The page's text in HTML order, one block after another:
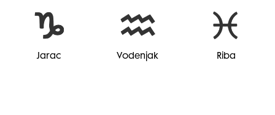
Jarac Vodenjak Riba